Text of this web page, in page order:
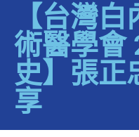
【台灣
術醫學會
史】張正
享